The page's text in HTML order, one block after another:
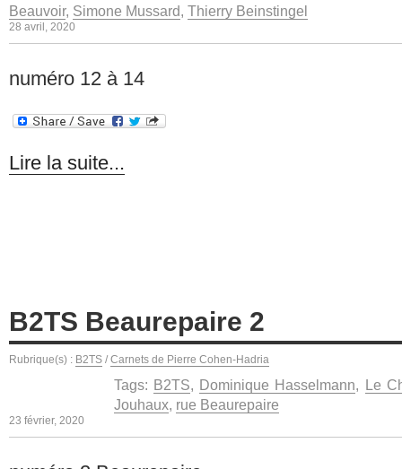
Beauvoir, Simone Mussard, Thierry Beinstingel
28 avril, 2020
numéro 12 à 14
Lire la suite...
B2TS Beaurepaire 2
Rubrique(s) : B2TS / Carnets de Pierre Cohen-Hadria
Tags: B2TS, Dominique Hasselmann, Le
Jouhaux, rue Beaurepaire
23 février, 2020